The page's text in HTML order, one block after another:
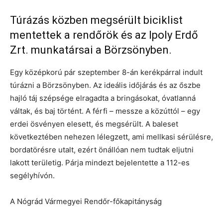
Túrázás közben megsérült biciklist
mentettek a rendőrök és az Ipoly Erdő
Zrt. munkatársai a Börzsönyben.
Egy középkorú pár szeptember 8-án kerékpárral indult
túrázni a Börzsönyben. Az ideális időjárás és az őszbe
hajló táj szépsége elragadta a bringásokat, óvatlanná
váltak, és baj történt. A férfi – messze a közúttól – egy
erdei ösvényen elesett, és megsérült. A baleset
következtében nehezen lélegzett, ami mellkasi sérülésre,
bordatörésre utalt, ezért önállóan nem tudtak eljutni
lakott területig. Párja mindezt bejelentette a 112-es
segélyhívón.
A Nógrád Vármegyei Rendőr-főkapitányság